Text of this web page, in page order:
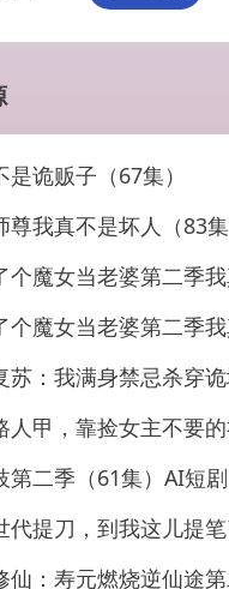
是诡贩子（67集）
尊我真不是坏人（83
魔女当老婆第二季我真不是
魔女当老婆第二季我真不是大
满身禁忌杀穿诡域&诡异复苏我满身禁
女主不要的礼物暴富第二季&穿成路人甲靠捡女主不要的
第二季（61集）AI短剧
到我这儿提笔了第二季&我家世代提刀到我这儿
元燃烧逆仙途第二季&凡人修仙寿元燃烧逆